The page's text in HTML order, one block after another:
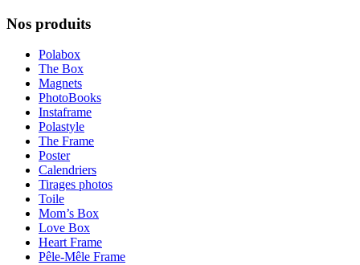
Nos produits
Polabox
The Box
Magnets
PhotoBooks
Instaframe
Polastyle
The Frame
Poster
Calendriers
Tirages photos
Toile
Mom’s Box
Love Box
Heart Frame
Pêle-Mêle Frame